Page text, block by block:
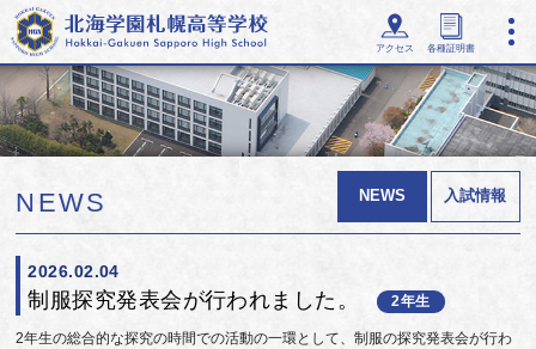
アクセス 各種証明書
NEWS NEWS 入試情報
2026.02.04
制服探究発表会が行われました。 2年生
2年生の総合的な探究の時間での活動の一環として、制服の探究発表会が行わ